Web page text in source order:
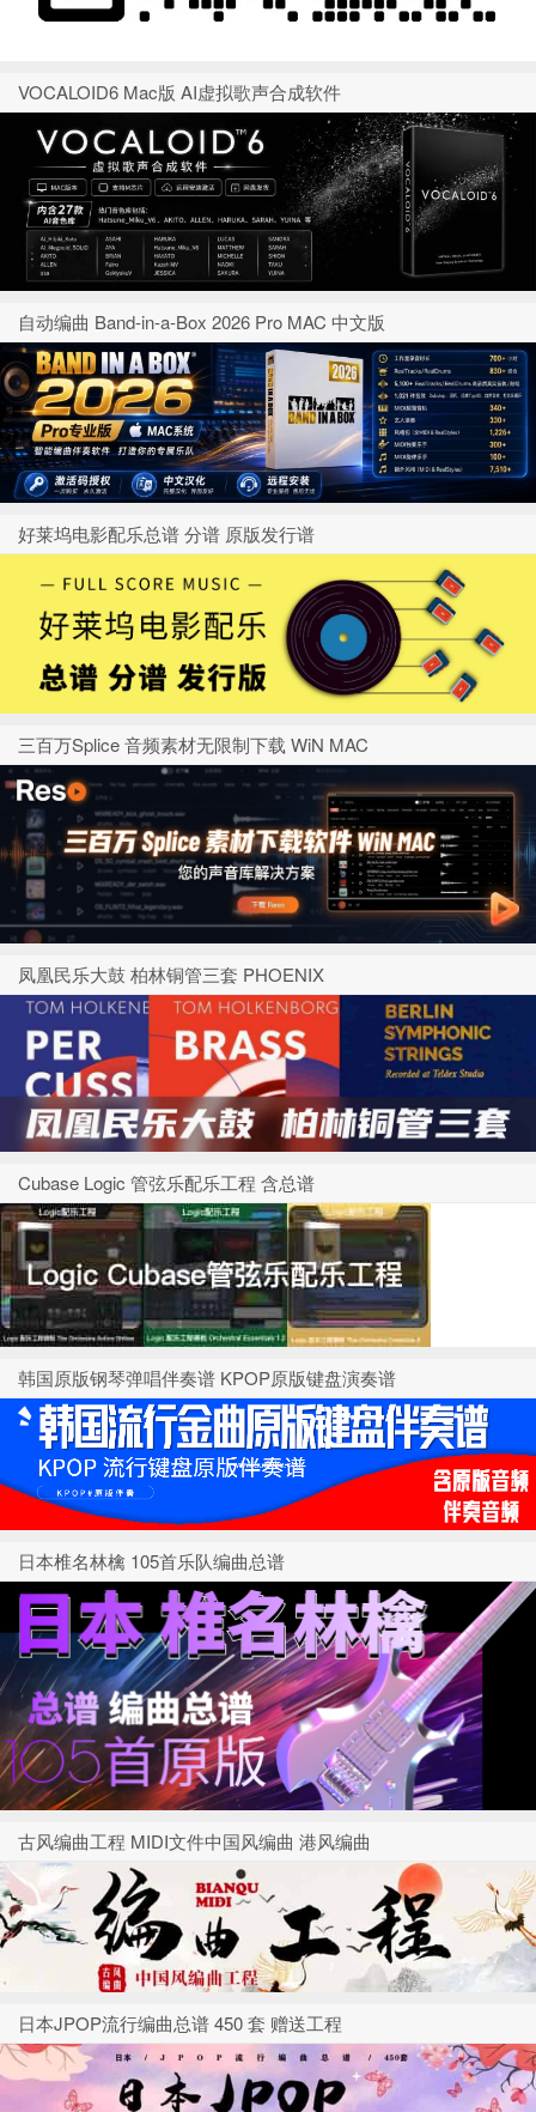
VOCALOID6 Mac版 AI虚拟歌声合成软件
自动编曲 Band-in-a-Box 2026 Pro MAC 中文版
好莱坞电影配乐总谱 分谱 原版发行谱
三百万Splice 音频素材无限制下载 WiN MAC
凤凰民乐大鼓 柏林铜管三套 PHOENIX
Cubase Logic 管弦乐配乐工程 含总谱
韩国原版钢琴弹唱伴奏谱 KPOP原版键盘演奏谱
日本椎名林檎 105首乐队编曲总谱
古风编曲工程 MIDI文件中国风编曲 港风编曲
日本JPOP流行编曲总谱 450 套 赠送工程